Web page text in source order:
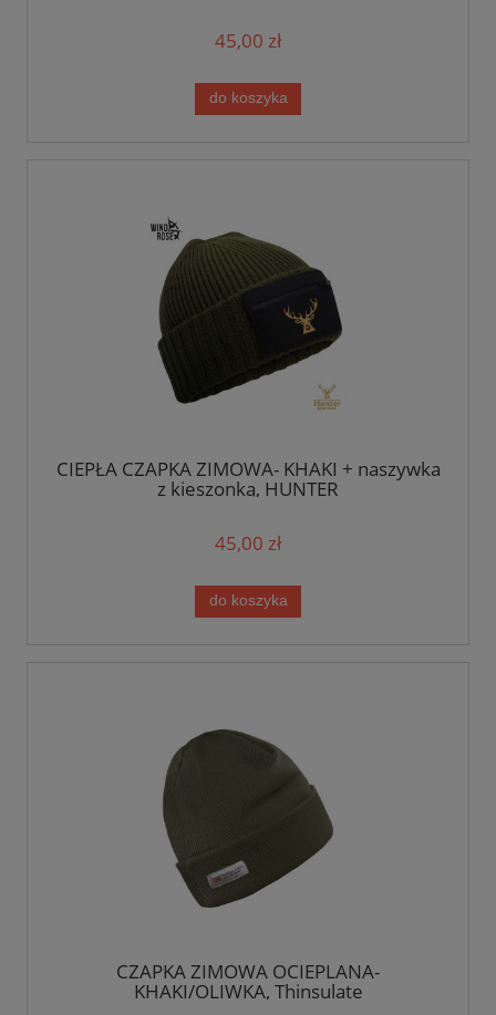
45,00 zł
do koszyka
CIEPŁA CZAPKA ZIMOWA- KHAKI + naszywka
z kieszonką, HUNTER
45,00 zł
do koszyka
CZAPKA ZIMOWA OCIEPLANA-
KHAKI/OLIWKA, Thinsulate